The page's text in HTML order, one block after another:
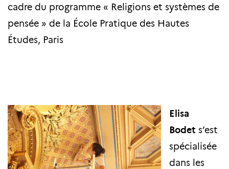
cadre du programme « Religions et systèmes de
pensée » de la École Pratique des Hautes
Études, Paris
Elisa
Bodet s’est
spécialisée
dans les